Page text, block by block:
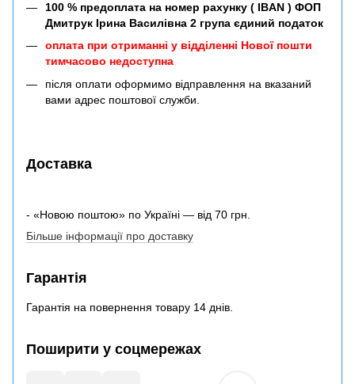
100 % предоплата на номер рахунку ( IBAN ) ФОП
Дмитрук Ірина Василівна 2 група єдиний податок
оплата при отриманні у відділенні Нової пошти
тимчасово недоступна
після оплати оформимо відправлення на вказаний
вами адрес поштової служби.
Доставка
- «Новою поштою» по Україні — від 70 грн.
Більше інформації про доставку
Гарантія
Гарантія на повернення товару 14 днів.
Поширити у соцмережах